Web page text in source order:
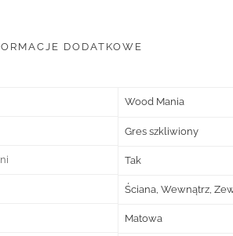
DODATKOWE
Wood Mania
Gres szkliwiony
Tak
Ściana, Wewnątrz,
Matowa